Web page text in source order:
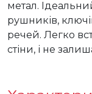
метал.
рушників,
речей. Легко
стіни, і не